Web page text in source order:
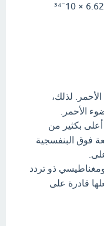
h: ثابت بلانك (وهو قيمة ثابتة تساوي 6.626 × 10⁻³⁴
لذلك،
الأحمر.
أعلى بكثير من
فوق البنفسجية
ذو تردد
قادرة على